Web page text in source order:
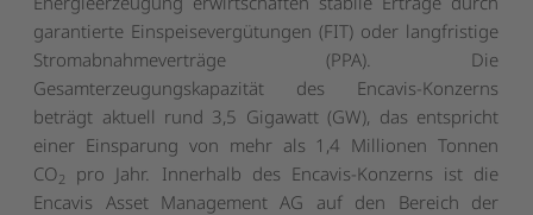
garantierte Einspeisevergütungen (FIT) oder langfristige
Stromabnahmeverträge (PPA). Die
Gesamterzeugungskapazität des Encavis-Konzerns
beträgt aktuell rund 3,5 Gigawatt (GW), das entspricht
einer Einsparung von mehr als 1,4 Millionen Tonnen
CO2
pro Jahr. Innerhalb des Encavis-Konzerns ist die
Encavis Asset Management AG auf den Bereich der